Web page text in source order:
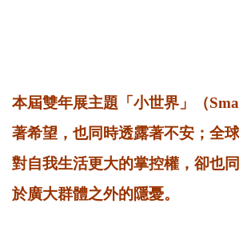
本屆雙年展主題「小世界」（
著希望，也同時透露著不安；全
對自我生活更大的掌控權，卻也
於廣大群體之外的隱憂。